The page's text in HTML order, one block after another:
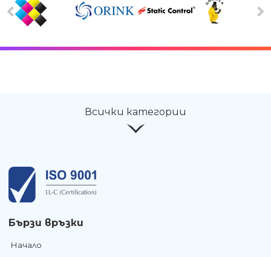
Всички категории
Бързи връзки
Начало